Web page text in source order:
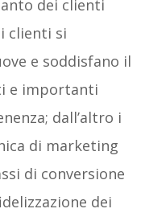
dei clienti
clienti si
e soddisfano il
e importanti
dall’altro i
di marketing
di conversione
dei